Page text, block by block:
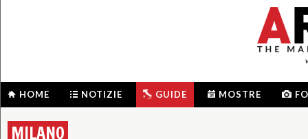
HOME NOTIZIE GUIDE MOSTRE
MILANO